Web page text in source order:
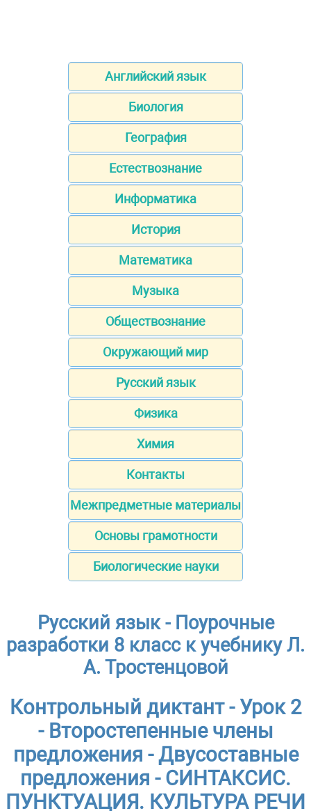
Английский язык
Биология
География
Естествознание
Информатика
История
Математика
Музыка
Обществознание
Окружающий мир
Русский язык
Физика
Химия
Контакты
Межпредметные материалы
Основы грамотности
Биологические науки
Русский язык - Поурочные
разработки 8 класс к учебнику Л.
А. Тростенцовой
Контрольный диктант - Урок 2
- Второстепенные члены
предложения - Двусоставные
предложения - СИНТАКСИС.
ПУНКТУАЦИЯ. КУЛЬТУРА РЕЧИ